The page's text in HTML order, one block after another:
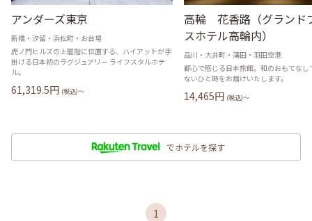
アンダーズ東京
新橋・汐留・浜松町・お台場
虎ノ門ヒルズの上層階に位置する、ハイアットが手
掛ける日本初のラグジュアリー ライフスタルホテ
ル。
61,319.5円 (税込)〜
高輪 花香路（グランド
スホテル高輪内）
品川・大井町・蒲田・羽田空港
都心で感じる日本旅館。和のおもてなし
ないひと時をお届けいたします。
14,465円 (税込)〜
でホテルを探す
1